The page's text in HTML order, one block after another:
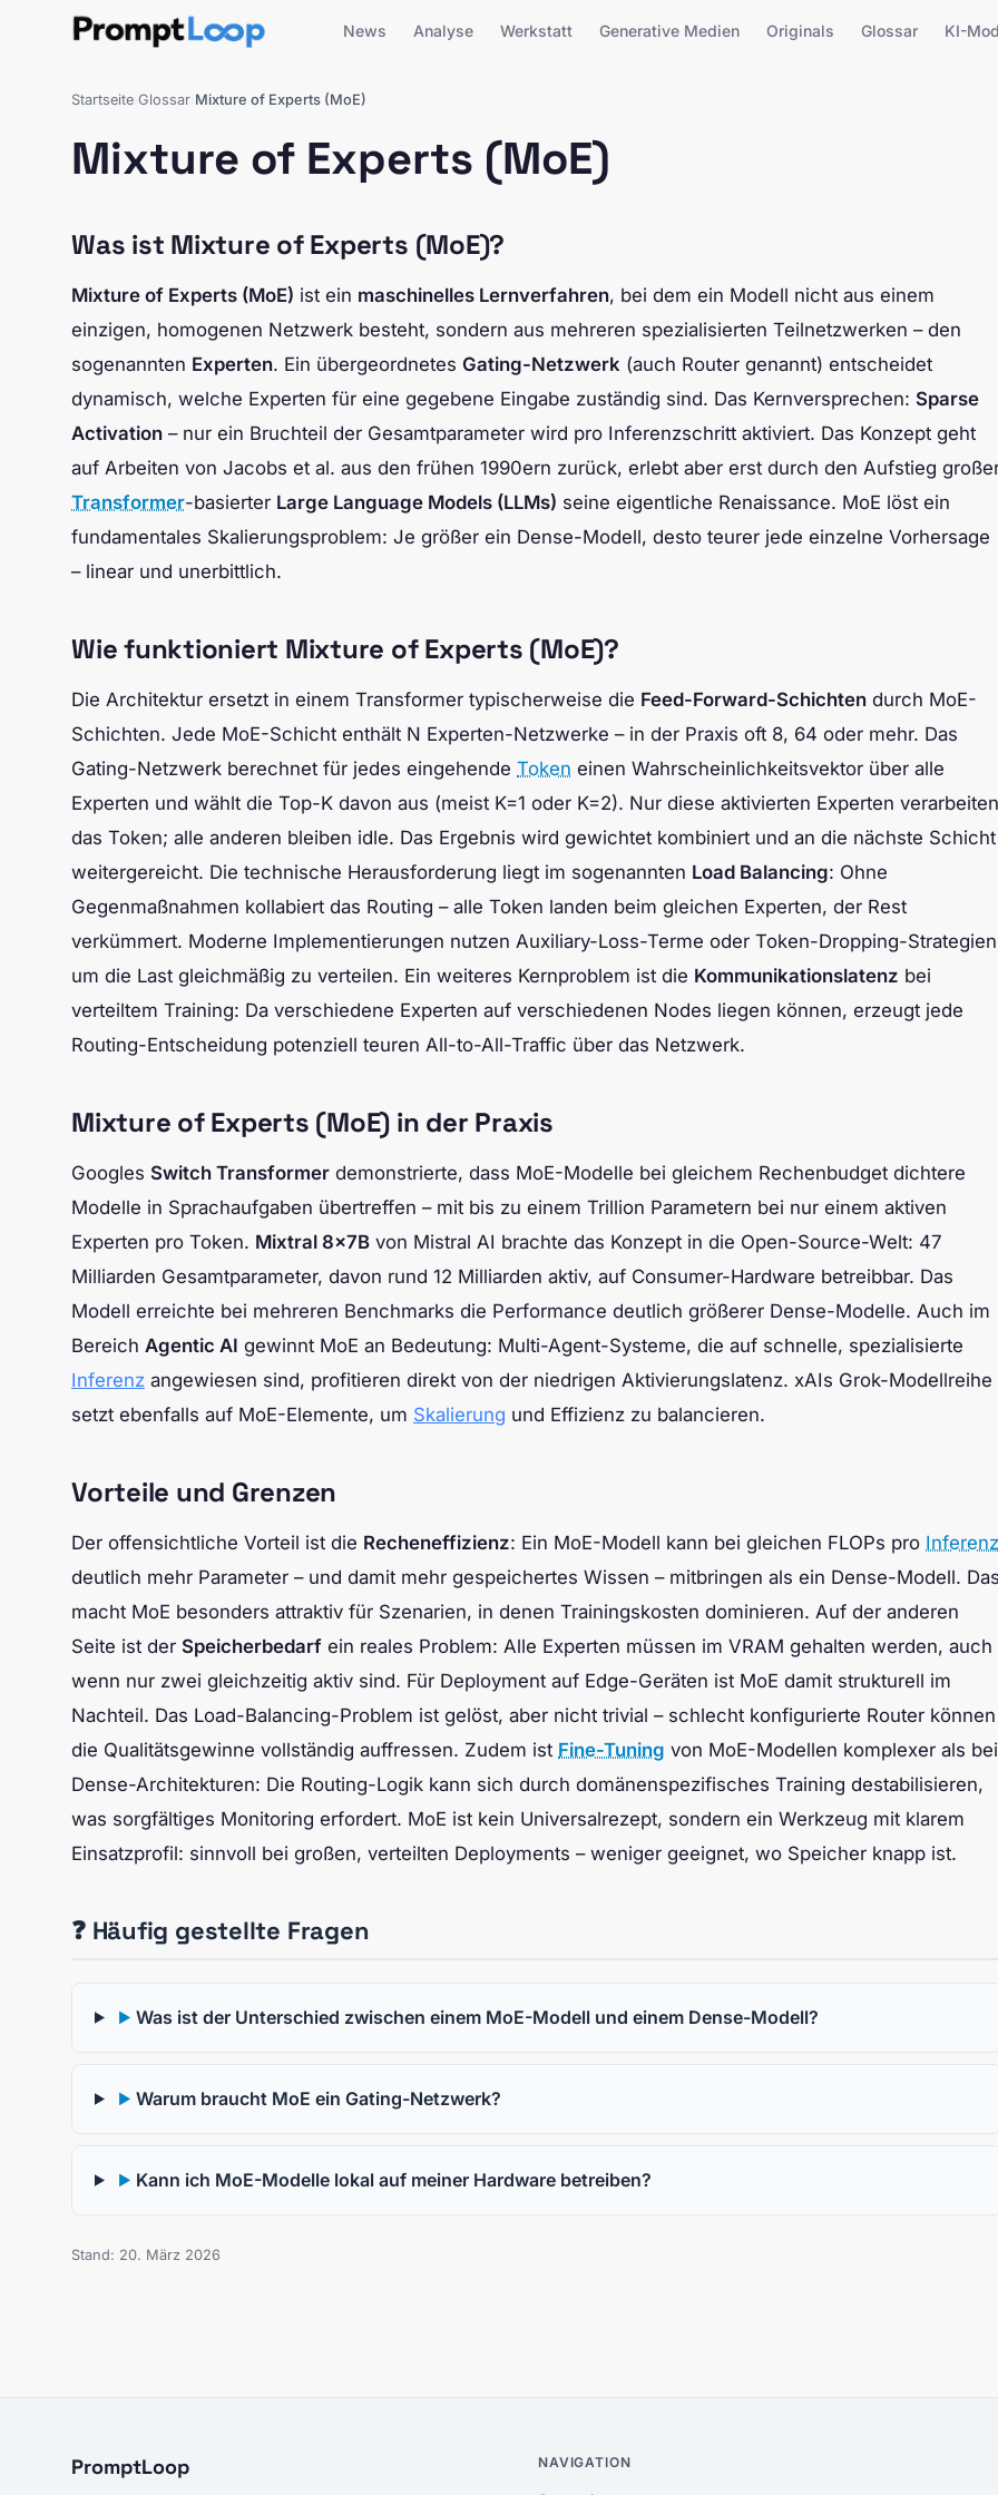
News Analyse Werkstatt Generative Medien Originals Glossar KI-
Startseite Glossar Mixture of Experts (MoE)
Mixture of Experts (MoE)
Was ist Mixture of Experts (MoE)?
Mixture of Experts (MoE) ist ein maschinelles Lernverfahren, bei dem ein Modell nicht aus einem
einzigen, homogenen Netzwerk besteht, sondern aus mehreren spezialisierten Teilnetzwerken – den
sogenannten Experten. Ein übergeordnetes Gating-Netzwerk (auch Router genannt) entscheidet
dynamisch, welche Experten für eine gegebene Eingabe zuständig sind. Das Kernversprechen: Sparse
Activation – nur ein Bruchteil der Gesamtparameter wird pro Inferenzschritt aktiviert. Das Konzept geht
auf Arbeiten von Jacobs et al. aus den frühen 1990ern zurück, erlebt aber erst durch den Aufstieg
Transformer-basierter Large Language Models (LLMs) seine eigentliche Renaissance. MoE löst ein
fundamentales Skalierungsproblem: Je größer ein Dense-Modell, desto teurer jede einzelne Vorhersage
– linear und unerbittlich.
Wie funktioniert Mixture of Experts (MoE)?
Die Architektur ersetzt in einem Transformer typischerweise die Feed-Forward-Schichten durch MoE-
Schichten. Jede MoE-Schicht enthält N Experten-Netzwerke – in der Praxis oft 8, 64 oder mehr. Das
Gating-Netzwerk berechnet für jedes eingehende Token einen Wahrscheinlichkeitsvektor über alle
Experten und wählt die Top-K davon aus (meist K=1 oder K=2). Nur diese aktivierten Experten verarbeiten
das Token; alle anderen bleiben idle. Das Ergebnis wird gewichtet kombiniert und an die nächste Schicht
weitergereicht. Die technische Herausforderung liegt im sogenannten Load Balancing: Ohne
Gegenmaßnahmen kollabiert das Routing – alle Token landen beim gleichen Experten, der Rest
verkümmert. Moderne Implementierungen nutzen Auxiliary-Loss-Terme oder Token-Dropping-
um die Last gleichmäßig zu verteilen. Ein weiteres Kernproblem ist die Kommunikationslatenz bei
verteiltem Training: Da verschiedene Experten auf verschiedenen Nodes liegen können, erzeugt jede
Routing-Entscheidung potenziell teuren All-to-All-Traffic über das Netzwerk.
Mixture of Experts (MoE) in der Praxis
Googles Switch Transformer demonstrierte, dass MoE-Modelle bei gleichem Rechenbudget dichtere
Modelle in Sprachaufgaben übertreffen – mit bis zu einem Trillion Parametern bei nur einem aktiven
Experten pro Token. Mixtral 8x7B von Mistral AI brachte das Konzept in die Open-Source-Welt: 47
Milliarden Gesamtparameter, davon rund 12 Milliarden aktiv, auf Consumer-Hardware betreibbar. Das
Modell erreichte bei mehreren Benchmarks die Performance deutlich größerer Dense-Modelle. Auch im
Bereich Agentic AI gewinnt MoE an Bedeutung: Multi-Agent-Systeme, die auf schnelle, spezialisierte
Inferenz angewiesen sind, profitieren direkt von der niedrigen Aktivierungslatenz. xAIs Grok-Modellreihe
setzt ebenfalls auf MoE-Elemente, um Skalierung und Effizienz zu balancieren.
Vorteile und Grenzen
Der offensichtliche Vorteil ist die Recheneffizienz: Ein MoE-Modell kann bei gleichen FLOPs pro Inferenz
deutlich mehr Parameter – und damit mehr gespeichertes Wissen – mitbringen als ein Dense-Modell.
macht MoE besonders attraktiv für Szenarien, in denen Trainingskosten dominieren. Auf der anderen
Seite ist der Speicherbedarf ein reales Problem: Alle Experten müssen im VRAM gehalten werden, auch
wenn nur zwei gleichzeitig aktiv sind. Für Deployment auf Edge-Geräten ist MoE damit strukturell im
Nachteil. Das Load-Balancing-Problem ist gelöst, aber nicht trivial – schlecht konfigurierte Router können
die Qualitätsgewinne vollständig auffressen. Zudem ist Fine-Tuning von MoE-Modellen komplexer als bei
Dense-Architekturen: Die Routing-Logik kann sich durch domänenspezifisches Training destabilisieren,
was sorgfältiges Monitoring erfordert. MoE ist kein Universalrezept, sondern ein Werkzeug mit klarem
Einsatzprofil: sinnvoll bei großen, verteilten Deployments – weniger geeignet, wo Speicher knapp ist.
❓ Häufig gestellte Fragen
▶ Was ist der Unterschied zwischen einem MoE-Modell und einem Dense-Modell?
▶ Warum braucht MoE ein Gating-Netzwerk?
▶ Kann ich MoE-Modelle lokal auf meiner Hardware betreiben?
Stand: 20. März 2026
PromptLoop NAVIGATION